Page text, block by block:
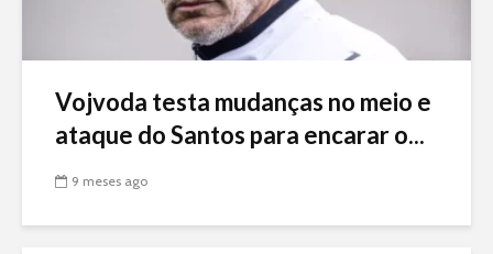
Vojvoda testa mudanças no meio e
ataque do Santos para encarar o...
9 meses ago